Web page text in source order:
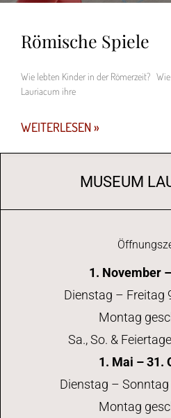
Römische Spiele
Wie lebten Kinder in der Römerzeit?
Lauriacum ihre
WEITERLESEN »
MUSEUM
1. November
Dienstag – Freitag
Montag
Sa., So. &
1. Mai – 31.
Dienstag –
Montag